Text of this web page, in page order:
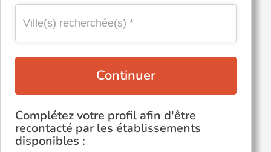
Continuer
Complétez votre profil afin d'être
recontacté par les établissements
disponibles :